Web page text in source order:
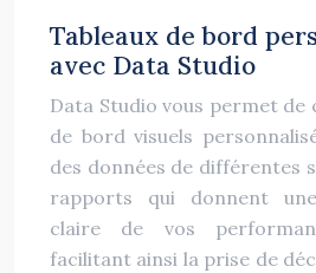
Tableaux de bord
avec Data Studio
Data Studio vous permet de
de bord visuels
des données de différentes
rapports qui donnent une
claire de vos
facilitant ainsi la prise de